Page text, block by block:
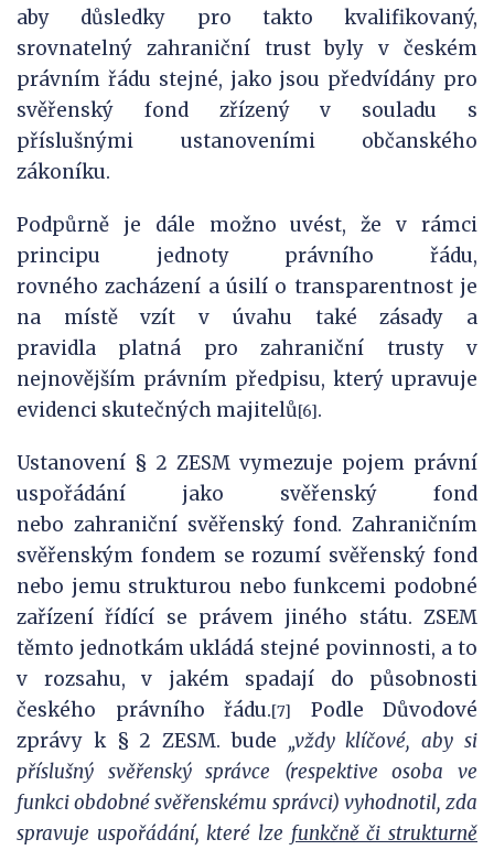
aby důsledky pro takto kvalifikovaný,
srovnatelný zahraniční trust byly v českém
právním řádu stejné, jako jsou předvídány pro
svěřenský fond zřízený v souladu s
příslušnými ustanoveními občanského
zákoníku.
Podpůrně je dále možno uvést, že v rámci
principu jednoty právního řádu,
rovného zacházení a úsilí o transparentnost je
na místě vzít v úvahu také zásady a
pravidla platná pro zahraniční trusty v
nejnovějším právním předpisu, který upravuje
evidenci skutečných majitelů[6].
Ustanovení § 2 ZESM vymezuje pojem právní
uspořádání jako svěřenský fond
nebo zahraniční svěřenský fond. Zahraničním
svěřenským fondem se rozumí svěřenský fond
nebo jemu strukturou nebo funkcemi podobné
zařízení řídící se právem jiného státu. ZSEM
těmto jednotkám ukládá stejné povinnosti, a to
v rozsahu, v jakém spadají do působnosti
českého právního řádu.[7]
Podle Důvodové
zprávy k § 2 ZESM. bude „vždy klíčové, aby si
příslušný svěřenský správce (respektive osoba ve
funkci obdobné svěřenskému správci) vyhodnotil, zda
spravuje uspořádání, které lze funkčně či strukturně